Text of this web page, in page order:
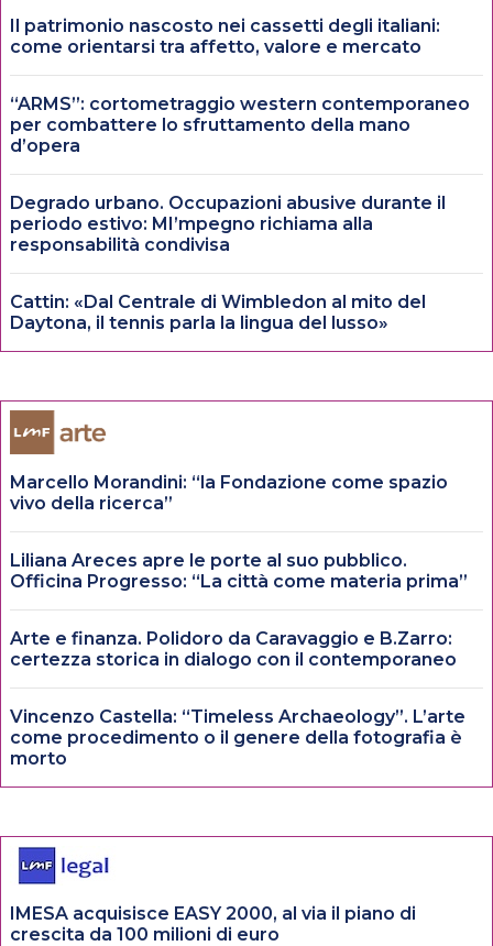
Il patrimonio nascosto nei cassetti degli italiani:
come orientarsi tra affetto, valore e mercato
“ARMS”: cortometraggio western contemporaneo
per combattere lo sfruttamento della mano
d’opera
Degrado urbano. Occupazioni abusive durante il
periodo estivo: MI’mpegno richiama alla
responsabilità condivisa
Cattin: «Dal Centrale di Wimbledon al mito del
Daytona, il tennis parla la lingua del lusso»
Marcello Morandini: “la Fondazione come spazio
vivo della ricerca”
Liliana Areces apre le porte al suo pubblico.
Officina Progresso: “La città come materia prima”
Arte e finanza. Polidoro da Caravaggio e B.Zarro:
certezza storica in dialogo con il contemporaneo
Vincenzo Castella: “Timeless Archaeology”. L’arte
come procedimento o il genere della fotografia è
morto
IMESA acquisisce EASY 2000, al via il piano di
crescita da 100 milioni di euro